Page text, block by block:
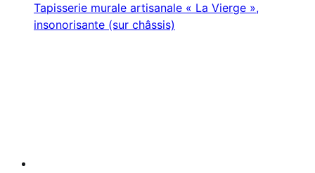
Tapisserie murale artisanale « La Vierge »,
insonorisante (sur châssis)